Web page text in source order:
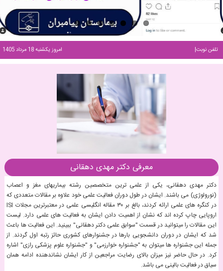
تلفن مطب: 0 امروز یکشنبه 18 مرداد 1405
معرفی دکتر مهدی دهقانی
دکتر مهدی دهقانی، یکی از علمی ترین متخصصین رشته بیماریهای مغز و اعصاب
(نورولوژی) می باشند. ایشان در طول دوران فعالیت علمی خود علاوه بر مقالات متعددی که
در کنگره های علمی ارائه کردند، بالغ بر ۳۰ مقاله انگلیسی علمی در معتبرترین مجلات ISI
اروپایی چاپ کرده اند که نشان از اهمیت دادن ایشان به فعالیت های علمی دارد. لیست
این مقالات را میتوانید در قسمت "سوابق علمی دکتر دهقانی" ببینید. این فعالیت ها باعث
شد که ایشان در دوران دانشجویی بارها در جشنوارهای کشوری حائز رتبه اول گردند. از
جمله این جشنواره ها میتوان به "جشنواره خوارزمی" و "جشنواره علوم پزشکی رازی" اشاره
کرد. در حال حاضر نیز میزان بالای رضایت مراجعین از کار ایشان نشاندهنده ادامه همان
سیاق در فعالیت بالینی می باشد.